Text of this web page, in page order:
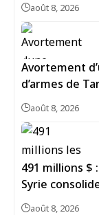
août 8, 2026
Avortement
d’armes de
août 8, 2026
491 millions $
Syrie
août 8, 2026